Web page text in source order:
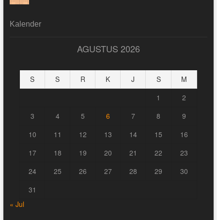
Kalender
AGUSTUS 2026
S S R K J S
M
1
2
3
4 5 6 7 8
9
10
11 12 13 14 15
16
17
18 19 20 21 22
23
24
25 26 27 28 29
30
31
« Jul